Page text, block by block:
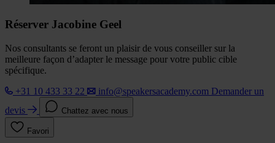
Réserver Jacobine Geel
Nos consultants se feront un plaisir de vous conseiller sur la
meilleure façon d’adapter le message pour votre public cible
spécifique.
+31 10 433 33 22
info@speakersacademy.com Demander un
devis
Chattez avec nous
Favori